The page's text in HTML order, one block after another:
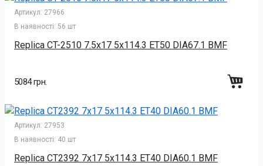
Артикул: 27966
В наявності: 56 шт
Replica CT-2510 7.5x17 5x114.3 ET50 DIA67.1 BMF
5084 грн.
Артикул: 27953
В наявності: 40 шт
Replica CT2392 7x17 5x114.3 ET40 DIA60.1 BMF